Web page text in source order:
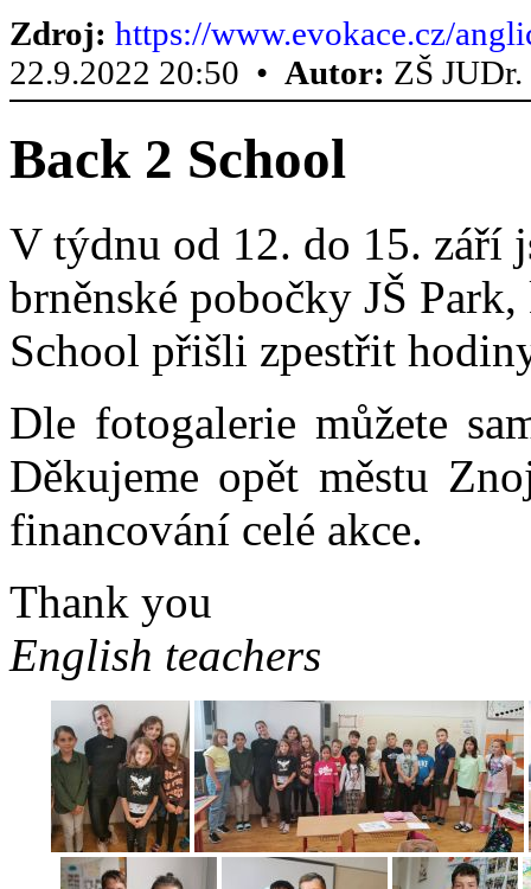
Zdroj: https://www.evokace.cz/
22.9.2022 20:50 • Autor: ZŠ JUDr.
Back 2 School
V týdnu od 12. do 15. září
brněnské pobočky JŠ
School přišli zpestřit
Dle fotogalerie můžete
Děkujeme opět městu
financování celé akce.
Thank you
English teachers